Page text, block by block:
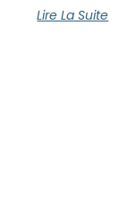
Lire La Suite